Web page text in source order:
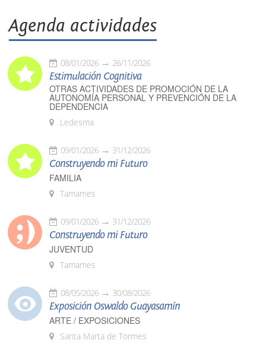
Agenda actividades
08/01/2026 26/11/2026
Estimulación Cognitiva
OTRAS ACTIVIDADES DE PROMOCIÓN DE LA
AUTONOMÍA PERSONAL Y PREVENCIÓN DE LA
DEPENDENCIA
Ledesma
09/01/2026 31/12/2026
Construyendo mi Futuro
FAMILIA
Tamames
09/01/2026 31/12/2026
Construyendo mi Futuro
JUVENTUD
Tamames
08/05/2026 30/08/2026
Exposición Oswaldo Guayasamín
ARTE / EXPOSICIONES
Santa Marta de Tormes